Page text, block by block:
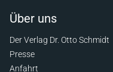
Über uns
Der Verlag Dr. Otto Schmidt
Presse
Anfahrt